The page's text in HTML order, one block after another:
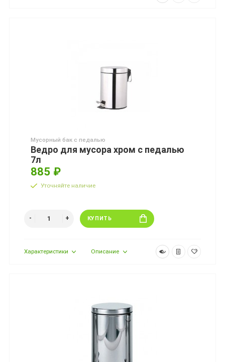
Мусорный бак с педалью
Ведро для мусора хром с педалью
7л
885 ₽
Уточняйте наличие
КУПИТЬ
Характеристики Описание